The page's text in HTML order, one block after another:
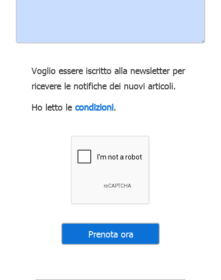
Voglio essere iscritto alla newsletter per
ricevere le notifiche dei nuovi articoli.
Ho letto le condizioni.